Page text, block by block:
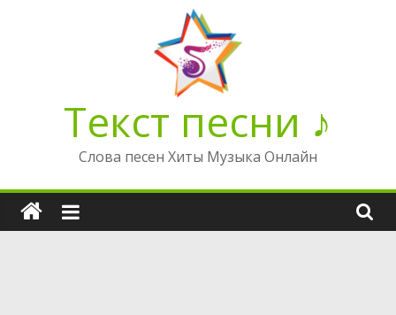
Текст песни ♪
Слова песен Хиты Музыка Онлайн